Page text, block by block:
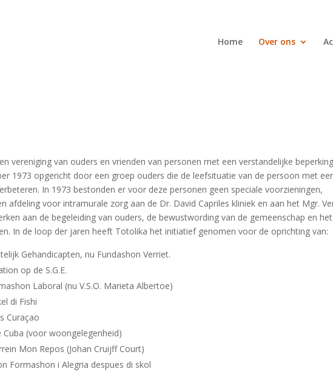
Home Over ons
vereniging van ouders en vrienden van personen met een verstandelijke
1973 opgericht door een groep ouders die de leefsituatie van de persoon met
In 1973 bestonden er voor deze personen geen speciale voorzieningen,
afdeling voor intramurale zorg aan de Dr. David Capriles kliniek en aan het Mgr.
aan de begeleiding van ouders, de bewustwording van de gemeenschap en het
In de loop der jaren heeft Totolika het initiatief genomen voor de oprichting van:
Gehandicapten, nu Fundashon Verriet.
op de S.G.E.
Laboral (nu V.S.O. Marieta Albertoe)
di Fishi
Curaçao
(voor woongelegenheid)
Mon Repos (Johan Cruijff Court)
Formashon i Alegria despues di skol